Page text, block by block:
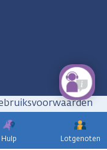
Hulp Lotgenoten